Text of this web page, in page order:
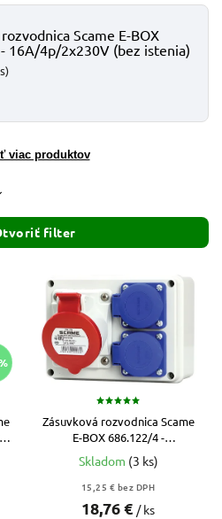
Scame E-BOX
16A/4p/2x230V (bez istenia)
viac produktov
filter
Zásuvková rozvodnica Scame
E-BOX 686.122/4 -
16A/4p/2x230V (bez istenia)
Skladom (3 ks)
15,25 € bez DPH
18,76 € / ks